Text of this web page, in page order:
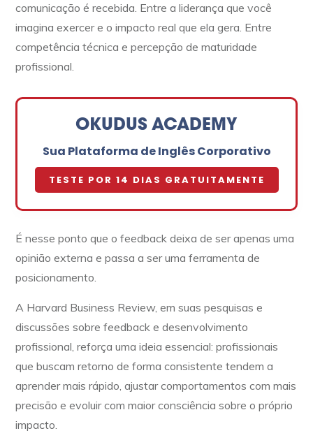
comunicação é recebida. Entre a liderança que você
imagina exercer e o impacto real que ela gera. Entre
competência técnica e percepção de maturidade
profissional.
OKUDUS ACADEMY
Sua Plataforma de Inglês Corporativo
TESTE POR 14 DIAS GRATUITAMENTE
É nesse ponto que o feedback deixa de ser apenas uma
opinião externa e passa a ser uma ferramenta de
posicionamento.
A Harvard Business Review, em suas pesquisas e
discussões sobre feedback e desenvolvimento
profissional, reforça uma ideia essencial: profissionais
que buscam retorno de forma consistente tendem a
aprender mais rápido, ajustar comportamentos com mais
precisão e evoluir com maior consciência sobre o próprio
impacto.